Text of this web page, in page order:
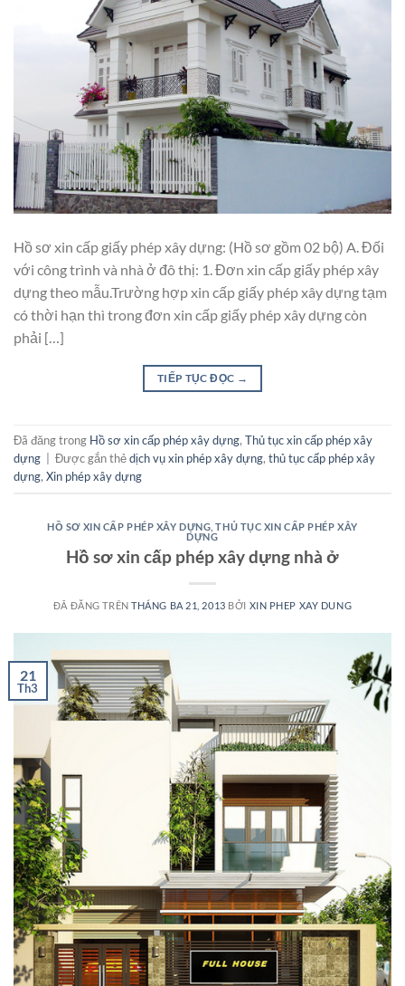
Hồ sơ xin cấp giấy phép xây dựng: (Hồ sơ gồm 02 bộ) A. Đối
với công trình và nhà ở đô thị: 1. Đơn xin cấp giấy phép xây
dựng theo mẫu.Trường hợp xin cấp giấy phép xây dựng tạm
có thời hạn thì trong đơn xin cấp giấy phép xây dựng còn
phải […]
TIẾP TỤC ĐỌC →
Đã đăng trong Hồ sơ xin cấp phép xây dựng, Thủ tục xin cấp phép xây
dựng
Được gắn thẻdịch vụ xin phép xây dựng, thủ tục cấp phép xây
dựng, Xin phép xây dựng
HỒ SƠ XIN CẤP PHÉP XÂY DỰNG ,THỦ TỤC XIN CẤP PHÉP XÂY
DỰNG
Hồ sơ xin cấp phép xây dựng nhà ở
ĐÃ ĐĂNG TRÊNTHÁNG BA 21, 2013 BỞI XIN PHEP XAY DUNG
21
Th3